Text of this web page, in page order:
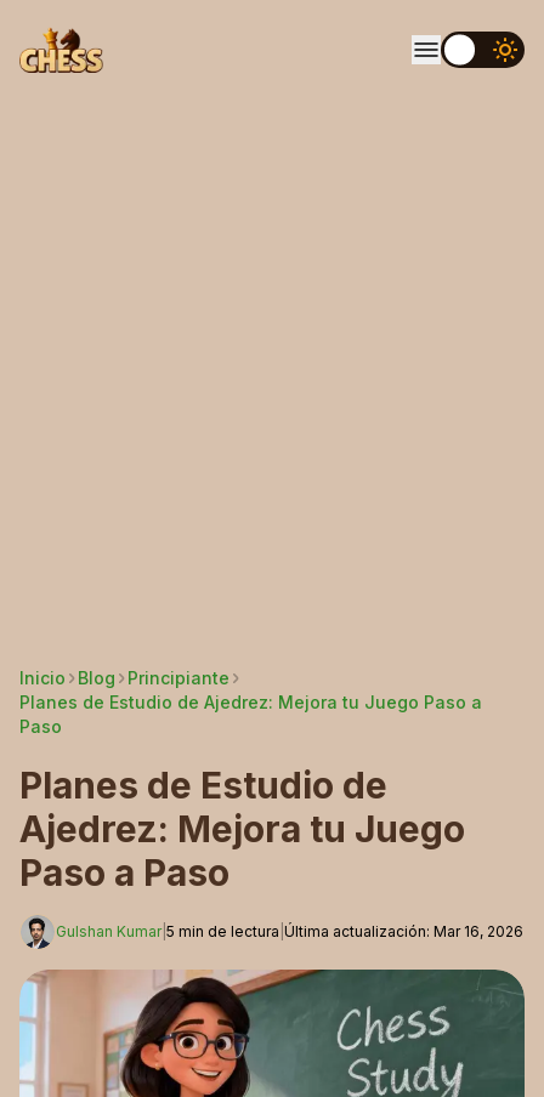
Inicio Blog
Principiante
Planes de Estudio de Ajedrez: Mejora tu Juego Paso a
Paso
Planes de Estudio de
Ajedrez: Mejora tu Juego
Paso a Paso
Gulshan Kumar| 5 min de lectura Última actualización: Mar 16, 2026